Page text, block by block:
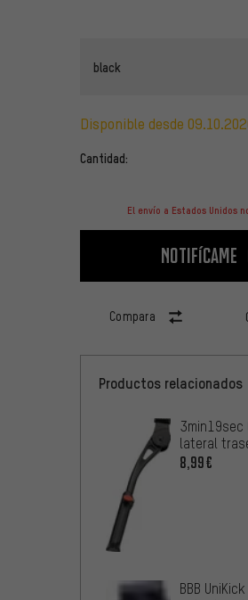
black
disponible desde
Cantidad:
El envío a Estados Unidos
Notifícame
Compara
Productos relacionados
3min19sec
lateral
8,99€
BBB